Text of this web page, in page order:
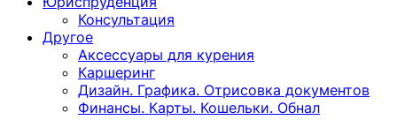
Консультация
Другoе
Аксессуары для курения
Каршеринг
Дизайн. Графика. Отрисовка документов
Финансы. Карты. Кошельки. Обнал